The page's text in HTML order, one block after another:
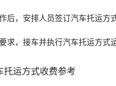
后，安排人员签订汽车托运方
求，接车并执行汽车托运方式
托运方式收费参考